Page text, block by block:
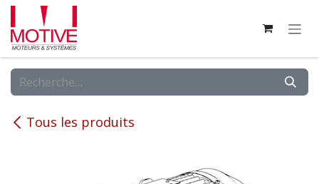
Se rendre au contenu
Tous les produits